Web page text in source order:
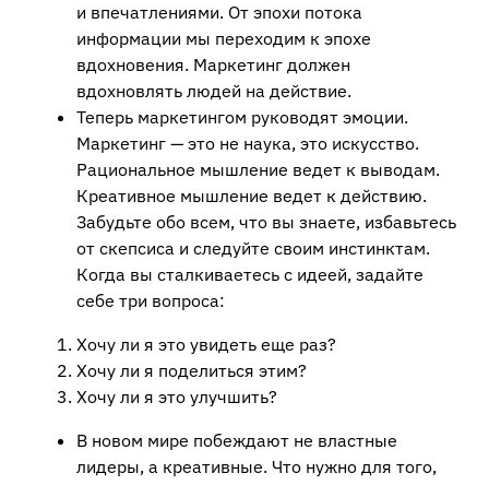
и впечатлениями. От эпохи потока
информации мы переходим к эпохе
вдохновения. Маркетинг должен
вдохновлять людей на действие.
Теперь маркетингом руководят эмоции.
Маркетинг — это не наука, это искусство.
Рациональное мышление ведет к выводам.
Креативное мышление ведет к действию.
Забудьте обо всем, что вы знаете, избавьтесь
от скепсиса и следуйте своим инстинктам.
Когда вы сталкиваетесь с идеей, задайте
себе три вопроса:
Хочу ли я это увидеть еще раз?
Хочу ли я поделиться этим?
Хочу ли я это улучшить?
В новом мире побеждают не властные
лидеры, а креативные. Что нужно для того,